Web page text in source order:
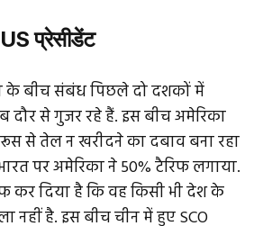
प्रेसीडेंट
के बीच संबंध पिछले दो दशकों में
दौर से गुजर रहे हैं. इस बीच अमेरिका
से तेल न खरीदने का दबाव बना रहा
पर अमेरिका ने 50% टैरिफ लगाया.
कर दिया है कि वह किसी भी देश के
नहीं है. इस बीच चीन में हुए SCO